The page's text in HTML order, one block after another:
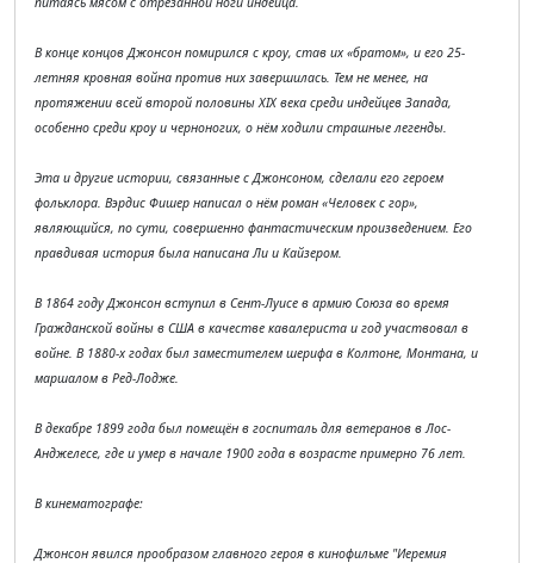
В конце концов Джонсон помирился с кроу, став их «братом», и его 25-
летняя кровная война против них завершилась. Тем не менее, на
протяжении всей второй половины XIX века среди индейцев Запада,
особенно среди кроу и черноногих, о нём ходили страшные легенды.
Эта и другие истории, связанные с Джонсоном, сделали его героем
фольклора. Вэрдис Фишер написал о нём роман «Человек с гор»,
являющийся, по сути, совершенно фантастическим произведением. Его
правдивая история была написана Ли и Кайзером.
В 1864 году Джонсон вступил в Сент-Луисе в армию Союза во время
Гражданской войны в США в качестве кавалериста и год участвовал в
войне. В 1880-х годах был заместителем шерифа в Колтоне, Монтана, и
маршалом в Ред-Лодже.
В декабре 1899 года был помещён в госпиталь для ветеранов в Лос-
Анджелесе, где и умер в начале 1900 года в возрасте примерно 76 лет.
В кинематографе:
Джонсон явился прообразом главного героя в кинофильме "Иеремия